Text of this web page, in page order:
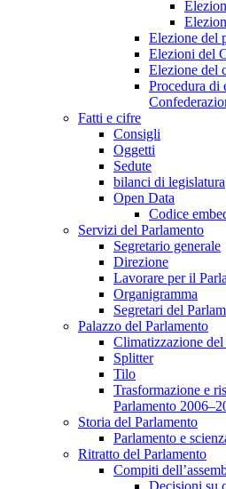
Elezione del
Elezioni del
Elezione del
Procedura di
Fatti e cifre
Consigli
Oggetti
Sedute
bilanci di legislatura
Open Data
Codice
Servizi del Parlamento
Segretario generale
Direzione
Lavorare per il
Organigramma
Segretari del
Palazzo del Parlamento
Climatizzazione
Splitter
Tilo
Trasformazione e
Parlamento
Storia del Parlamento
Parlamento e
Ritratto del Parlamento
Compiti